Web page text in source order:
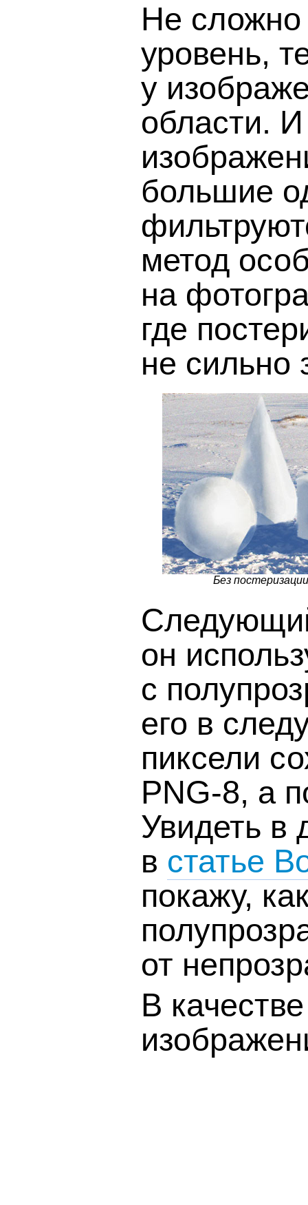
Не сложно
уровень,
у
области.
большие
метод
на
где
не сильно
Без
он
с
его в
пиксели
PNG-8, а
Увидеть в
в статье
покажу,
от
В